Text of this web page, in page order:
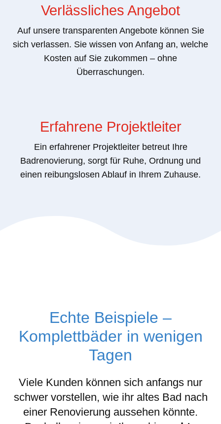
Verlässliches Angebot
Auf unsere transparenten Angebote können Sie
sich verlassen. Sie wissen von Anfang an, welche
Kosten auf Sie zukommen – ohne
Überraschungen.
Erfahrene Projektleiter
Ein erfahrener Projektleiter betreut Ihre
Badrenovierung, sorgt für Ruhe, Ordnung und
einen reibungslosen Ablauf in Ihrem Zuhause.
Echte Beispiele –
Komplettbäder in wenigen
Tagen
Viele Kunden können sich anfangs nur
schwer vorstellen, wie ihr altes Bad nach
einer Renovierung aussehen könnte.